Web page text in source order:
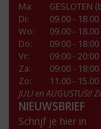
Ma:
Di:
09.00 -
Wo:
09.00 -
Do:
09:00 -
Vr:
09:00 -
Za:
09:00 -
Zo:
11.00 -
JULI en AUGUSTUS!!
NIEUWSBRIEF
Schrijf je hier in